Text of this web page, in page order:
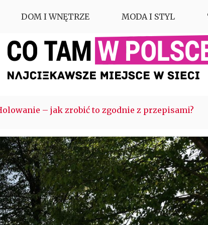
DOM I WNĘTRZE MODA I STYL
– jak zrobić to zgodnie z przepisami?